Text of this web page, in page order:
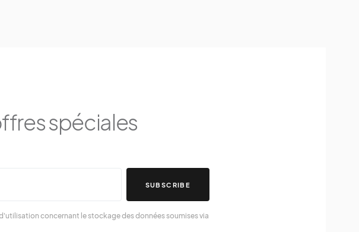
spéciales
SUBSCRIBE
concernant le stockage des données soumises via